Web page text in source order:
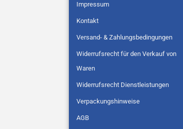
Impressum
Kontakt
Versand- & Zahlungsbedingungen
Widerrufsrecht für den Verkauf von
Waren
Widerrufsrecht Dienstleistungen
Verpackungshinweise
AGB